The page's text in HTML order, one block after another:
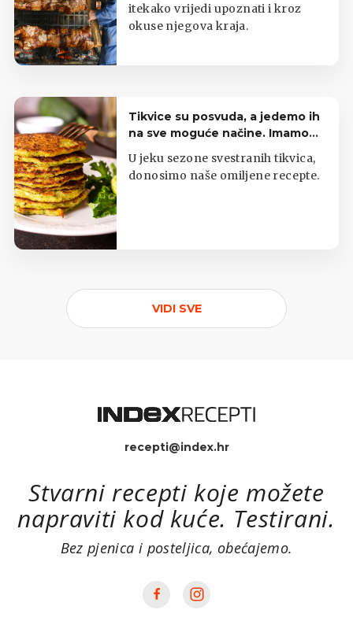
itekako vrijedi upoznati i kroz
okuse njegova kraja.
Tikvice su posvuda, a jedemo ih
na sve moguće načine. Imamo
top listu
U jeku sezone svestranih tikvica,
donosimo naše omiljene recepte.
VIDI SVE
recepti@index.hr
Stvarni recepti koje možete
napraviti kod kuće. Testirani.
Bez pjenica i posteljica, obećajemo.